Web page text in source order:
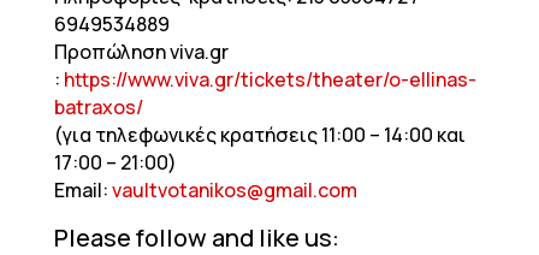
6949534889
Προπώληση viva.gr
: https://www.viva.gr/tickets/theater/o-ellinas-
batraxos/
(για τηλεφωνικές κρατήσεις 11:00 – 14:00 και
17:00 – 21:00)
Email:vaultvotanikos@gmail.com
Please follow and like us: